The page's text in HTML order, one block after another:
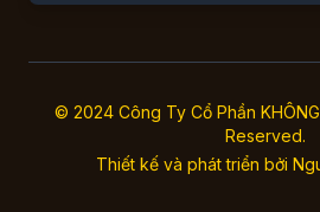
© 2024 Công Ty Cổ Phần KHÔNG
Reserved.
Thiết kế và phát triển bởi